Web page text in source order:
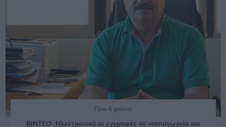
Πριν 6 χρόνια
ΒΙΝΤΕΟ- Ηλεκτρονικά οι εγγραφές σε νηπιαγωγεία και